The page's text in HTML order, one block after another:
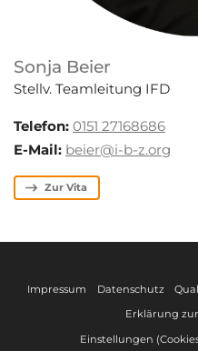
Sonja Beier
Stellv. Teamleitung IFD
Telefon: 0151 27168686
E-Mail: beier@i-b-z.org
Zur Vita
Impressum Datenschutz
Erklärung
Einstellungen